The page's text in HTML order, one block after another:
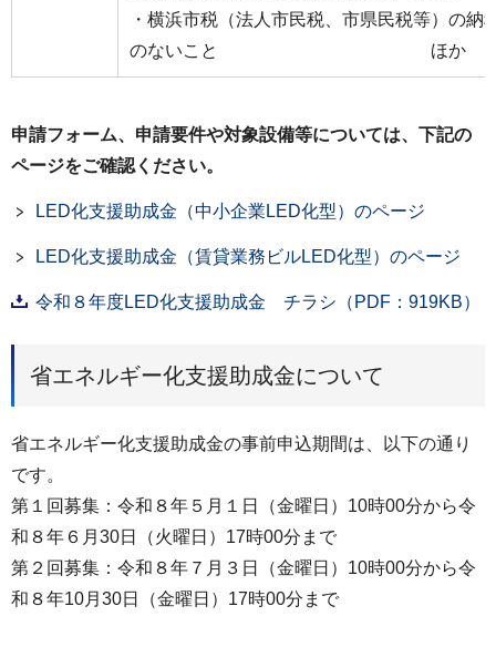
・横浜市税（法人市民税、市県民税等）の納
のないこと ほか
申請フォーム、申請要件や対象設備等については、下記の
ページをご確認ください。
LED化支援助成金（中小企業LED化型）のページ
LED化支援助成金（賃貸業務ビルLED化型）のページ
令和８年度LED化支援助成金 チラシ（PDF：919KB）
省エネルギー化支援助成金について
省エネルギー化支援助成金の事前申込期間は、以下の通り
です。
第１回募集：令和８年５月１日（金曜日）10時00分から令
和８年６月30日（火曜日）17時00分まで
第２回募集：令和８年７月３日（金曜日）10時00分から令
和８年10月30日（金曜日）17時00分まで